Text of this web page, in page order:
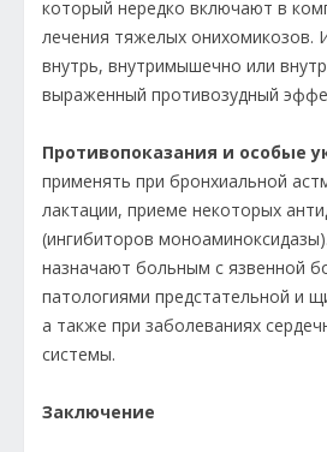
который нередко включают в
лечения тяжелых онихомикозов.
внутрь, внутримышечно или
выраженный противозудный
Противопоказания и особые
применять при бронхиальной
лактации, приеме некоторых
(ингибиторов
назначают больным с язвенной
патологиями предстательной и
а также при заболеваниях
системы.
Заключение